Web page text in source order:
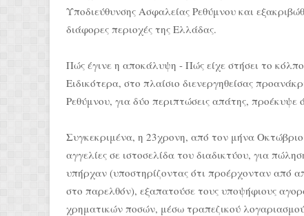
Υποδιεύθυνσης Ασφαλείας Ρεθύμνου και
διάφορες περιοχές της Ελλάδας.
Πώς έγινε η αποκάλυψη - Πώς είχε στήσει το κόλπο
Ειδικότερα, στο πλαίσιο διενεργηθείσας
Ρεθύμνου, για δύο περιπτώσεις απάτης,
Συγκεκριμένα, η 23χρονη, από τον μήνα
αγγελίες σε ιστοσελίδα του διαδικτύου, για
υπήρχαν (υποστηρίζοντας ότι προέρχονταν από
στο παρελθόν), εξαπατούσε τους υποψήφιους
χρηματικών ποσών, μέσω τραπεζικού